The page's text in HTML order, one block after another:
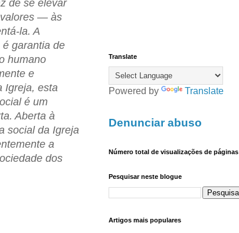
de se elevar
valores — às
la. A
garantia de
humano
e
Igreja, esta
é um
Aberta à
social da Igreja
a
dos
Translate
Powered by Translate
Denunciar abuso
Número total de visualizações de páginas
Pesquisar neste blogue
Artigos mais populares